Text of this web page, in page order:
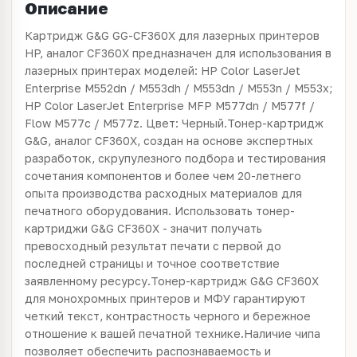
Описание
Картридж G&G GG-CF360X для лазерных принтеров
HP, аналог CF360X предназначен для использования в
лазерных принтерах моделей: HP Color LaserJet
Enterprise M552dn / M553dh / M553dn / M553n / M553x;
HP Color LaserJet Enterprise MFP M577dn / M577f /
Flow M577c / M577z. Цвет: Черный.Тонер-картридж
G&G, аналог CF360X, создан на основе экспертных
разработок, скрупулезного подбора и тестирования
сочетания компонентов и более чем 20-летнего
опыта производства расходных материалов для
печатного оборудования. Использовать тонер-
картриджи G&G CF360X - значит получать
превосходный результат печати с первой до
последней страницы и точное соответствие
заявленному ресурсу.Тонер-картридж G&G CF360X
для монохромных принтеров и МФУ гарантируют
четкий текст, контрастность черного и бережное
отношение к вашей печатной технике.Наличие чипа
позволяет обеспечить распознаваемость и